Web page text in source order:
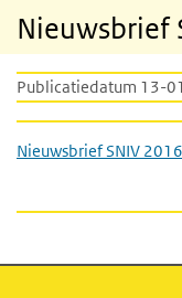
Nieuwsbrief
Publicatiedatum 13-
Nieuwsbrief SNIV